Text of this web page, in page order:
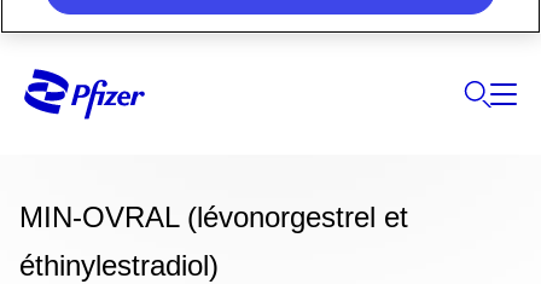
MIN-OVRAL (lévonorgestrel et
éthinylestradiol)